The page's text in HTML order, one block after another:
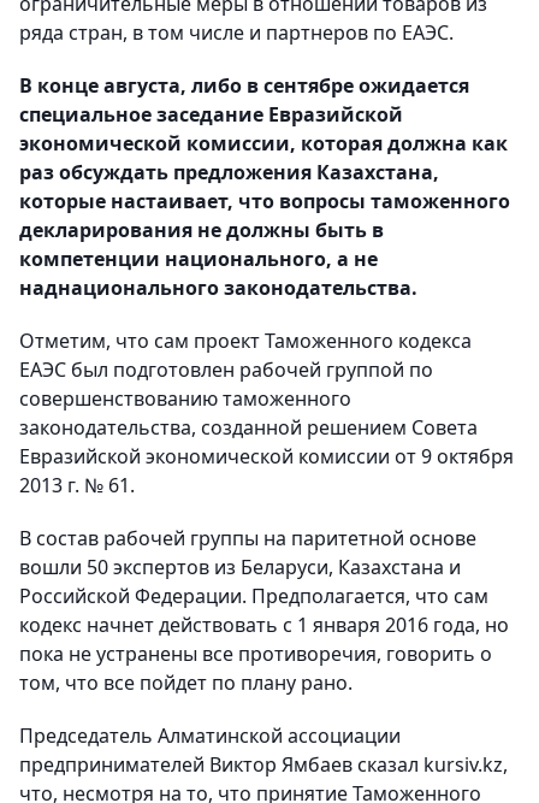
ряда стран, в том числе и партнеров по ЕАЭС.
В конце августа, либо в сентябре ожидается
специальное заседание Евразийской
экономической комиссии, которая должна как
раз обсуждать предложения Казахстана,
которые настаивает, что вопросы таможенного
декларирования не должны быть в
компетенции национального, а не
наднационального законодательства.
Отметим, что сам проект Таможенного кодекса
ЕАЭС был подготовлен рабочей группой по
совершенствованию таможенного
законодательства, созданной решением Совета
Евразийской экономической комиссии от 9 октября
2013 г. № 61.
В состав рабочей группы на паритетной основе
вошли 50 экспертов из Беларуси, Казахстана и
Российской Федерации. Предполагается, что сам
кодекс начнет действовать с 1 января 2016 года, но
пока не устранены все противоречия, говорить о
том, что все пойдет по плану рано.
Председатель Алматинской ассоциации
предпринимателей Виктор Ямбаев сказал kursiv.kz,
что, несмотря на то, что принятие Таможенного